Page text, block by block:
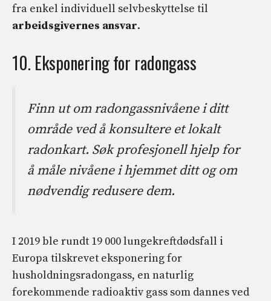
fra enkel individuell selvbeskyttelse til
arbeidsgivernes ansvar.
10. Eksponering for radongass
Finn ut om radongassnivåene i ditt
område ved å konsultere et lokalt
radonkart. Søk profesjonell hjelp for
å måle nivåene i hjemmet ditt og om
nødvendig redusere dem.
I 2019 ble rundt 19 000 lungekreftdødsfall i
Europa tilskrevet eksponering for
husholdningsradongass, en naturlig
forekommende radioaktiv gass som dannes ved